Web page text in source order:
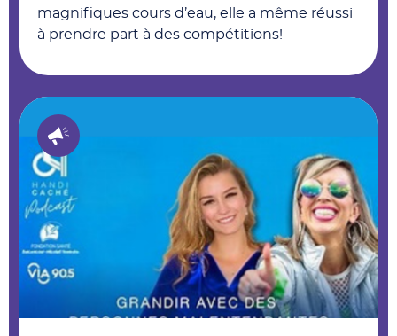
magnifiques cours d’eau, elle a même réussi
à prendre part à des compétitions!